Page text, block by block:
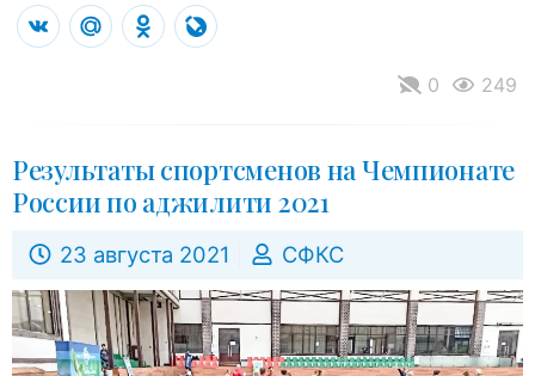
VK Mail.RuOdnoklassniki
0 249
Результаты спортсменов на Чемпионате
России по аджилити 2021
23 августа 2021 СФКС